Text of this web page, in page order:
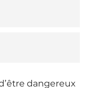
dangereux